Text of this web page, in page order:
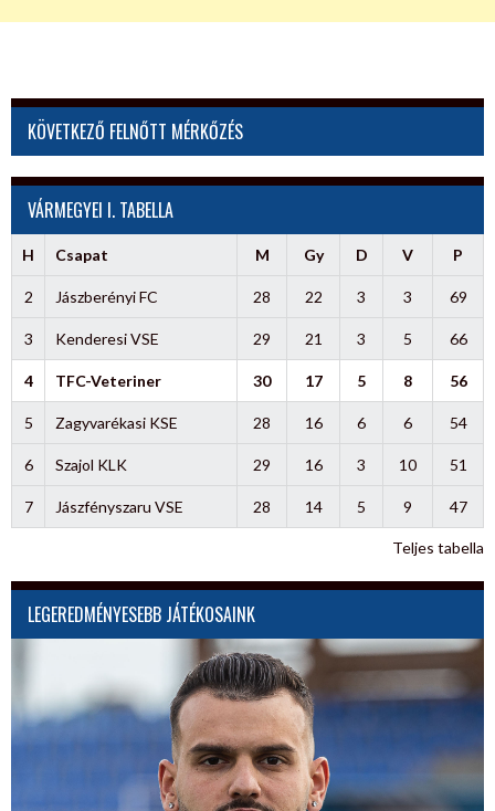
KÖVETKEZŐ FELNŐTT MÉRKŐZÉS
VÁRMEGYEI I. TABELLA
H Csapat M Gy D V P
2 Jászberényi FC 28 22 3 3 69
3 Kenderesi VSE 29 21 3 5 66
4 TFC-Veteriner 30 17 5 8 56
5 Zagyvarékasi KSE 28 16 6 6 54
6 Szajol KLK 29 16 3 10 51
7 Jászfényszaru VSE 28 14 5 9 47
Teljes tabella
LEGEREDMÉNYESEBB JÁTÉKOSAINK